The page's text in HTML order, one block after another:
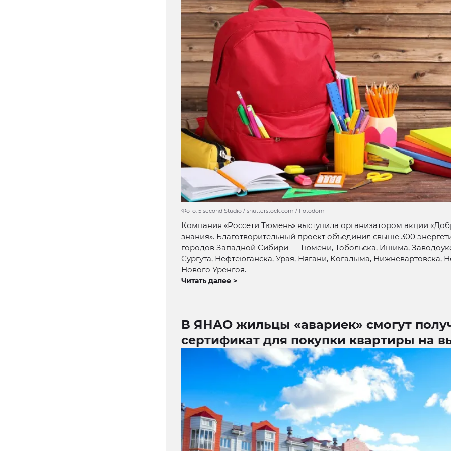
Фото: 5 second Studio / shutterstock.com / Fotodom
Компания «Россети Тюмень» выступила организатором акции
знания». Благотворительный проект объединил свыше 300
городов Западной Сибири — Тюмени, Тобольска, Ишима,
Сургута, Нефтеюганска, Урая, Нягани, Когалыма, Нижневартовска,
Нового Уренгоя.
Читать далее >
В ЯНАО жильцы «авариек» смогут
сертификат для покупки квартиры на